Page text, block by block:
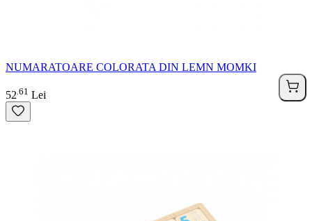
NUMARATOARE COLORATA DIN LEMN MOMKI
52 61 Lei